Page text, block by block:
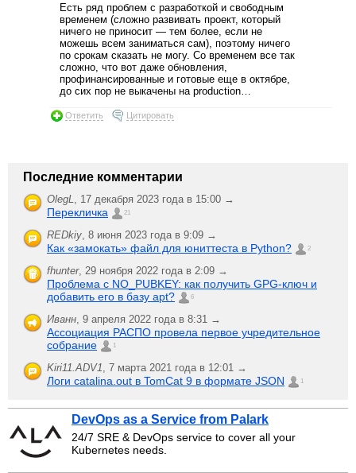
Есть ряд проблем с разработкой и свободным
временем (сложно развивать проект, который
ничего не приносит — тем более, если не
можешь всем заниматься сам), поэтому ничего
по срокам сказать не могу. Со временем все так
сложно, что вот даже обновления,
профинансированные и готовые еще в октябре,
до сих пор не выкачены на production…
Ответить Цитировать
Последние комментарии
OlegL 17 декабря 2023 года в 15:00 →
Перекличка 21
REDkiy 8 июня 2023 года в 9:09 →
Как «замокать» файл для юниттеста в Python? 2
fhunter, 29 ноября 2022 года в 2:09 →
Проблема с NO_PUBKEY: как получить GPG-ключ и
добавить его в базу apt?
6
Иванн 9 апреля 2022 года в 8:31 →
Ассоциация РАСПО провела первое учредительное
собрание
1
Kiri11.ADV1 7 марта 2021 года в 12:01 →
Логи catalina.out в TomCat 9 в формате JSON 1
DevOps as a Service from Palark
24/7 SRE & DevOps service to cover all your
Kubernetes needs.